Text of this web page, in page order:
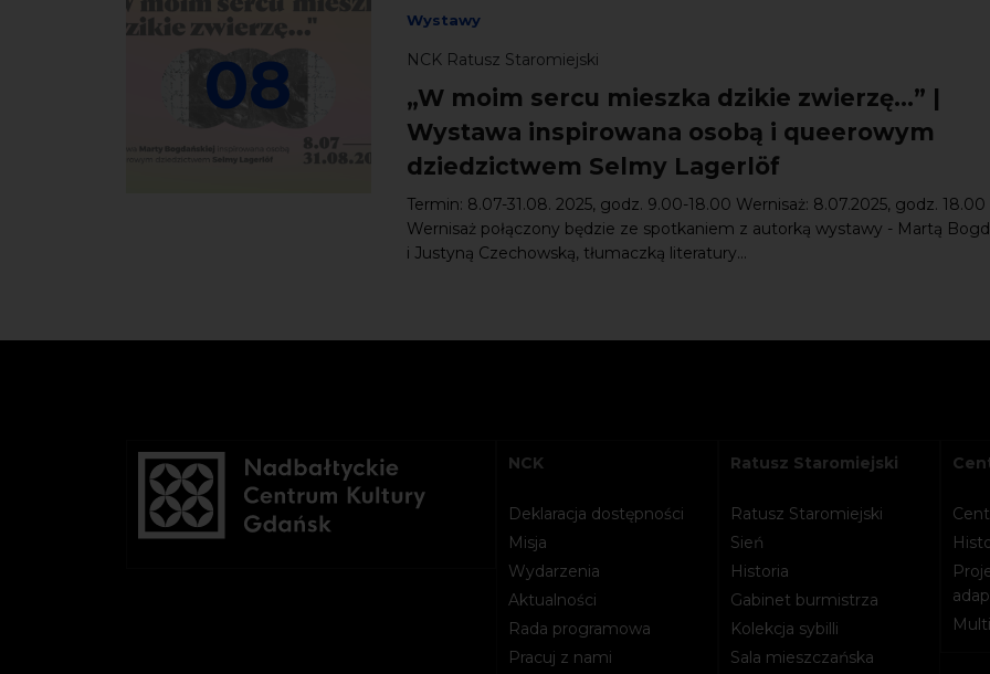
08
Wystawy
NCK Ratusz Staromiejski
„W moim sercu mieszka dzikie zwierzę…” |
Wystawa inspirowana osobą i queerowym
dziedzictwem Selmy Lagerlöf
Termin: 8.07-31.08. 2025, godz. 9.00-18.00 Wernisaż: 8.07.2025, godz. 18.00
Wernisaż połączony będzie ze spotkaniem z autorką wystawy - Martą
i Justyną Czechowską, tłumaczką literatury...
NCK
Deklaracja dostępności
Misja
Wydarzenia
Aktualności
Rada programowa
Pracuj z nami
Ratusz Staromiejski
Ratusz Staromiejski
Sień
Historia
Gabinet burmistrza
Kolekcja sybilli
Sala mieszczańska